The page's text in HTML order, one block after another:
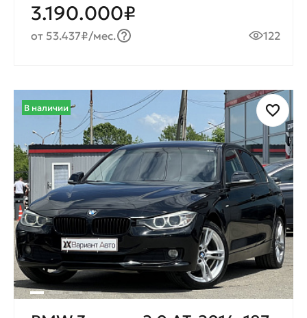
3.190.000₽
от 53.437₽/мес. 122
В наличии